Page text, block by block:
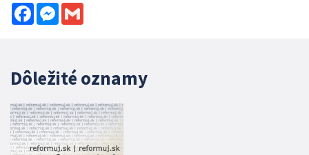
FacebookMessenger
Dôležité oznamy